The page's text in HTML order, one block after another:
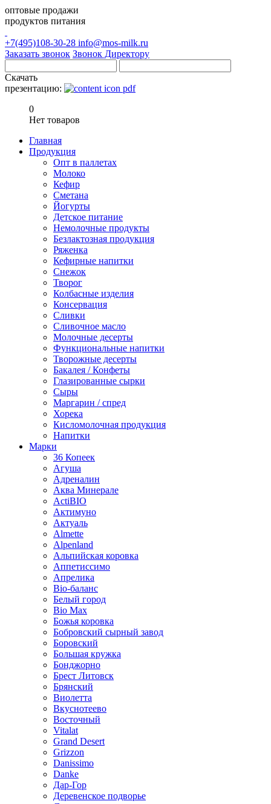
оптовые продажи
продуктов питания
+7(495)108-30-28 info@mos-milk.ru
Заказать звонок Звонок Директору
Скачать
презентацию:
0
Нет товаров
Главная
Продукция
Опт в паллетах
Молоко
Кефир
Сметана
Йогурты
Детское питание
Немолочные продукты
Безлактозная продукция
Ряженка
Кефирные напитки
Снежок
Творог
Колбасные изделия
Консервация
Сливки
Сливочное масло
Молочные десерты
Функциональные напитки
Творожные десерты
Бакалея / Конфеты
Глазированные сырки
Сыры
Маргарин / спред
Хорека
Кисломолочная продукция
Напитки
Марки
36 Копеек
Агуша
Адреналин
Аква Минерале
ActiBIO
Актимуно
Актуаль
Almette
Alpenland
Альпийская коровка
Аппетиссимо
Апрелика
Bio-баланс
Белый город
Bio Max
Божья коровка
Бобровский сырный завод
Боровский
Большая кружка
Бонджорно
Брест Литовск
Брянский
Виолетта
Вкуснотеево
Восточный
Vitalat
Grand Desert
Grizzon
Danissimo
Danke
Дар-Гор
Деревенское подворье